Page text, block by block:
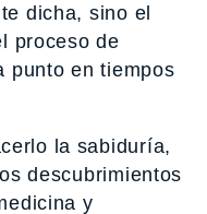
dicha, sino el
proceso de
punto en tiempos
la sabiduría,
descubrimientos
y